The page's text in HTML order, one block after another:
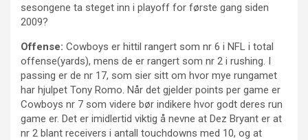
sesongene ta steget inn i playoff for første gang siden
2009?
Offense: Cowboys er hittil rangert som nr 6 i NFL i total
offense(yards), mens de er rangert som nr 2 i rushing. I
passing er de nr 17, som sier sitt om hvor mye rungamet
har hjulpet Tony Romo. Når det gjelder points per game er
Cowboys nr 7 som videre bør indikere hvor godt deres run
game er. Det er imidlertid viktig å nevne at Dez Bryant er at
nr 2 blant receivers i antall touchdowns med 10, og at